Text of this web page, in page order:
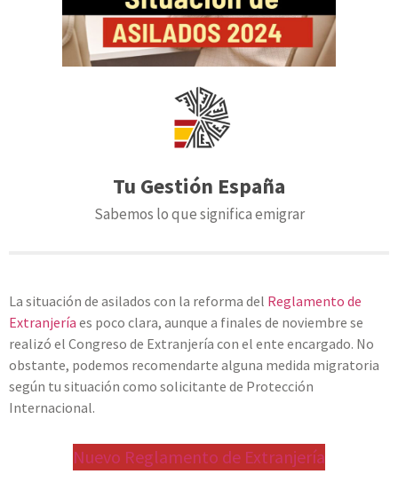
Tu Gestión España
Sabemos lo que significa emigrar
La situación de asilados con la reforma del Reglamento de
Extranjería es poco clara, aunque a finales de noviembre se
realizó el Congreso de Extranjería con el ente encargado. No
obstante, podemos recomendarte alguna medida migratoria
según tu situación como solicitante de Protección
Internacional.
Nuevo Reglamento de Extranjería